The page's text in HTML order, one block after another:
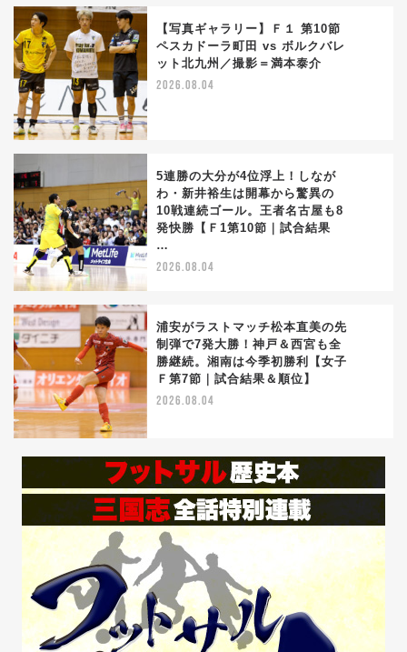
【写真ギャラリー】Ｆ１ 第10節
ペスカドーラ町田 vs ボルクバレ
ット北九州／撮影＝満本泰介
2026.08.04
5連勝の大分が4位浮上！しなが
わ・新井裕生は開幕から驚異の
10戦連続ゴール。王者名古屋も8
発快勝【Ｆ1第10節｜試合結果
…
2026.08.04
浦安がラストマッチ松本直美の先
制弾で7発大勝！神戸＆西宮も全
勝継続。湘南は今季初勝利【女子
Ｆ第7節｜試合結果＆順位】
2026.08.04